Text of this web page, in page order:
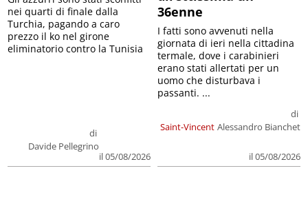
di
Davide Pellegrino
il 05/08/2026
nei quarti di finale dalla
Turchia, pagando a caro
prezzo il ko nel girone
eliminatorio contro la Tunisia
36enne
Saint-Vincent
di
Alessandro Bianchet
il 05/08/2026
I fatti sono avvenuti nella
giornata di ieri nella cittadina
termale, dove i carabinieri
erano stati allertati per un
uomo che disturbava i
passanti. ...